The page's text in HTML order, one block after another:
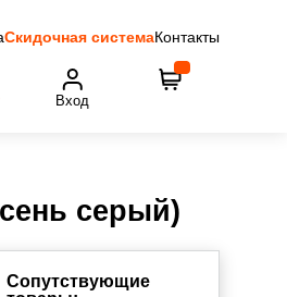
Скидочная системаКонтакты
Вход
серый)
Сопутствующие